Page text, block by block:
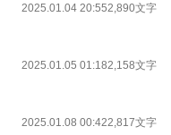
2025.01.04 20:552,890文字
2025.01.05 01:182,158文字
2025.01.08 00:422,817文字